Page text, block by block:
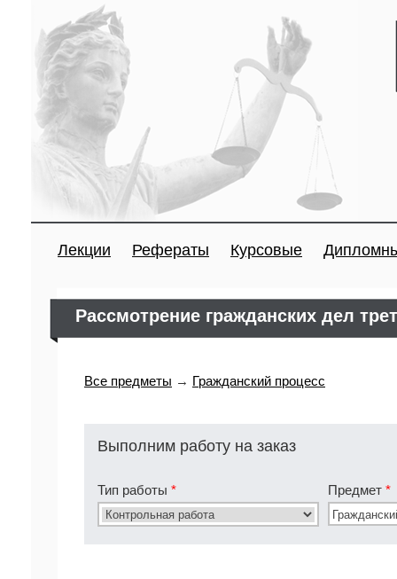
Лекции Рефераты Курсовые
Рассмотрение гражданских дел
Все предметы → Гражданский процесс
Выполним работу на заказ
Тип работы * Предмет *